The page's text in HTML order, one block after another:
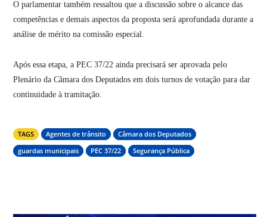
O parlamentar também ressaltou que a discussão sobre o alcance das
competências e demais aspectos da proposta será aprofundada durante a
análise de mérito na comissão especial.
Após essa etapa, a PEC 37/22 ainda precisará ser aprovada pelo
Plenário da Câmara dos Deputados em dois turnos de votação para dar
continuidade à tramitação.
TAGS Agentes de trânsito
Câmara dos Deputados
guardas municipais
PEC 37/22 Segurança Pública